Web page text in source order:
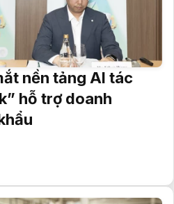
nền tảng AI tác
hỗ trợ doanh